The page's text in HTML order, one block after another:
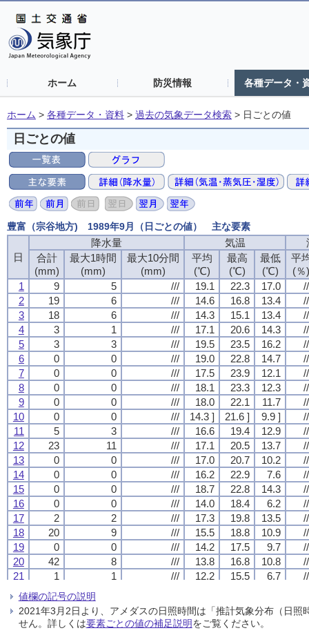
ホーム 防災情報 各種データ・
ホーム > 各種データ・資料 > 過去の気象データ検索 > 日ごとの値
日ごとの値
豊富（宗谷地方) 1989年9月（日ごとの値） 主な要素
日
降水量 気温
合計
(mm)
最大1時間
(mm)
最大10分間
(mm)
平均
(℃)
最高
(℃)
最低
(℃)
平
(％)
1
9 5 /// 19.1 22.3 17.0
2
19 6 /// 14.6 16.8 13.4
3
18 6 /// 14.3 15.1 13.4
4
3 1 /// 17.1 20.6 14.3
5
3 3 /// 19.5 23.5 16.2
6
0 0 /// 19.0 22.8 14.7
7
0 0 /// 17.5 23.9 12.1
8
0 0 /// 18.1 23.3 12.3
9
0 0 /// 18.0 22.1 11.7
10
0 0 /// 14.3 ] 21.6 ] 9.9 ]
11
5 3 /// 16.6 19.4 12.9
12
23 11 /// 17.1 20.5 13.7
13
0 0 /// 17.0 20.7 10.2
14
0 0 /// 16.2 22.9 7.6
15
0 0 /// 18.7 22.8 14.3
16
0 0 /// 14.0 18.4 6.2
17
2 2 /// 17.3 19.8 13.5
18
20 9 /// 15.5 18.8 10.9
19
0 0 /// 14.2 17.5 9.7
20
42 8 /// 13.8 16.8 10.8
21
1 1 /// 12.2 15.5 6.7
22
0
23
0 0 /// 12.1 18.6 6.4
24
0 0 /// 13.8 19.0 5.4
日
降水量 気温
合計
(mm)
最大1時間
(mm)
最大10分間
(mm)
平均
(℃)
最高
(℃)
最低
(℃)
平
(％)
1
9 5 /// 19.1 22.3 17.0
2
19 6 /// 14.6 16.8 13.4
3
18 6 /// 14.3 15.1 13.4
4
3 1 /// 17.1 20.6 14.3
5
3 3 /// 19.5 23.5 16.2
6
0 0 /// 19.0 22.8 14.7
7
0 0 /// 17.5 23.9 12.1
8
0 0 /// 18.1 23.3 12.3
9
0 0 /// 18.0 22.1 11.7
10
0 0 /// 14.3 ] 21.6 ] 9.9 ]
11
5 3 /// 16.6 19.4 12.9
12
23 11 /// 17.1 20.5 13.7
13
0 0 /// 17.0 20.7 10.2
14
0 0 /// 16.2 22.9 7.6
15
0 0 /// 18.7 22.8 14.3
16
0 0 /// 14.0 18.4 6.2
17
2 2 /// 17.3 19.8 13.5
18
20 9 /// 15.5 18.8 10.9
19
0 0 /// 14.2 17.5 9.7
20
42 8 /// 13.8 16.8 10.8
21
1 1 /// 12.2 15.5 6.7
22
0
23
0 0 /// 12.1 18.6 6.4
24
0 0 /// 13.8 19.0 5.4
日
降水量 気温
合計
(mm)
最大1時間
(mm)
最大10分間
(mm)
平均
(℃)
最高
(℃)
最低
(℃)
平
(％)
1
9 5 /// 19.1 22.3 17.0
2
19 6 /// 14.6 16.8 13.4
3
18 6 /// 14.3 15.1 13.4
4
3 1 /// 17.1 20.6 14.3
5
3 3 /// 19.5 23.5 16.2
6
0 0 /// 19.0 22.8 14.7
7
0 0 /// 17.5 23.9 12.1
8
0 0 /// 18.1 23.3 12.3
9
0 0 /// 18.0 22.1 11.7
10
0 0 /// 14.3 ] 21.6 ] 9.9 ]
11
5 3 /// 16.6 19.4 12.9
12
23 11 /// 17.1 20.5 13.7
13
0 0 /// 17.0 20.7 10.2
14
0 0 /// 16.2 22.9 7.6
15
0 0 /// 18.7 22.8 14.3
16
0 0 /// 14.0 18.4 6.2
17
2 2 /// 17.3 19.8 13.5
18
20 9 /// 15.5 18.8 10.9
19
0 0 /// 14.2 17.5 9.7
20
42 8 /// 13.8 16.8 10.8
21
1 1 /// 12.2 15.5 6.7
22
0
23
0 0 /// 12.1 18.6 6.4
24
0 0 /// 13.8 19.0 5.4
日
降水量 気温
合計
(mm)
最大1時間
(mm)
最大10分間
(mm)
平均
(℃)
最高
(℃)
最低
(℃)
平
(％)
1
9 5 /// 19.1 22.3 17.0
2
19 6 /// 14.6 16.8 13.4
3
18 6 /// 14.3 15.1 13.4
4
3 1 /// 17.1 20.6 14.3
5
3 3 /// 19.5 23.5 16.2
6
0 0 /// 19.0 22.8 14.7
7
0 0 /// 17.5 23.9 12.1
8
0 0 /// 18.1 23.3 12.3
9
0 0 /// 18.0 22.1 11.7
10
0 0 /// 14.3 ] 21.6 ] 9.9 ]
11
5 3 /// 16.6 19.4 12.9
12
23 11 /// 17.1 20.5 13.7
13
0 0 /// 17.0 20.7 10.2
14
0 0 /// 16.2 22.9 7.6
15
0 0 /// 18.7 22.8 14.3
16
0 0 /// 14.0 18.4 6.2
17
2 2 /// 17.3 19.8 13.5
18
20 9 /// 15.5 18.8 10.9
19
0 0 /// 14.2 17.5 9.7
20
42 8 /// 13.8 16.8 10.8
21
1 1 /// 12.2 15.5 6.7
22
0
23
0 0 /// 12.1 18.6 6.4
24
0 0 /// 13.8 19.0 5.4
値欄の記号の説明
2021年3月2日より、アメダスの日照時間は「推計気象分布（日
せん。詳しくは要素ごとの値の補足説明をご覧ください。